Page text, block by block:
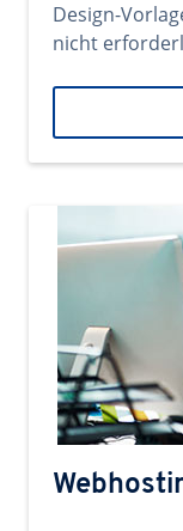
Design-
nicht